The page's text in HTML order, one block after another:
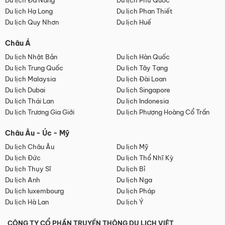
Du lịch Hạ Long
Du lịch Phan Thiết
Du lịch Quy Nhơn
Du lịch Huế
Châu Á
Du lịch Nhật Bản
Du lịch Hàn Quốc
Du lịch Trung Quốc
Du lịch Tây Tạng
Du lịch Malaysia
Du lịch Đài Loan
Du lịch Dubai
Du lịch Singapore
Du lịch Thái Lan
Du lịch Indonesia
Du lịch Trương Gia Giới
Du lịch Phượng Hoàng Cổ Trấn
Châu Âu - Úc - Mỹ
Du lịch Châu Âu
Du lịch Mỹ
Du lịch Đức
Du lịch Thổ Nhĩ Kỳ
Du lịch Thụy Sĩ
Du lịch Bỉ
Du lịch Anh
Du lịch Nga
Du lịch luxembourg
Du lịch Pháp
Du lịch Hà Lan
Du lịch Ý
CÔNG TY CỔ PHẦN TRUYỀN THÔNG DU LỊCH VIỆT